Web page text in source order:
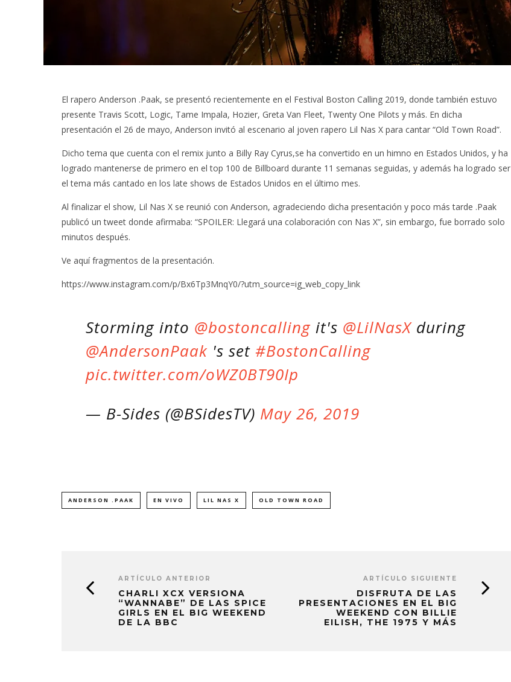
El rapero Anderson .Paak, se presentó recientemente en el Festival Boston Calling 2019, donde también estuvo
presente Travis Scott, Logic, Tame Impala, Hozier, Greta Van Fleet, Twenty One Pilots y más. En dicha
presentación el 26 de mayo, Anderson invitó al escenario al joven rapero Lil Nas X para cantar “Old Town Road”.
Dicho tema que cuenta con el remix junto a Billy Ray Cyrus,se ha convertido en un himno en Estados Unidos, y ha
logrado mantenerse de primero en el top 100 de Billboard durante 11 semanas seguidas, y además ha logrado ser
el tema más cantado en los late shows de Estados Unidos en el último mes.
Al finalizar el show, Lil Nas X se reunió con Anderson, agradeciendo dicha presentación y poco más tarde .Paak
publicó un tweet donde afirmaba: “SPOILER: Llegará una colaboración con Nas X”, sin embargo, fue borrado solo
minutos después.
Ve aquí fragmentos de la presentación.
https://www.instagram.com/p/Bx6Tp3MnqY0/?utm_source=ig_web_copy_link
Storming into @bostoncalling it's @LilNasXduring
@AndersonPaak 's set #BostonCalling
pic.twitter.com/oWZ0BT90Ip
— B-Sides (@BSidesTV) May 26, 2019
ANDERSON .PAAK EN VIVO LIL NAS X OLD TOWN ROAD
ARTÍCULO ANTERIOR
CHARLI XCX VERSIONA
“WANNABE” DE LAS SPICE
GIRLS EN EL BIG WEEKEND
DE LA BBC
ARTÍCULO SIGUIENTE
DISFRUTA DE LAS
PRESENTACIONES EN EL BIG
WEEKEND CON BILLIE
EILISH, THE 1975 Y MÁS